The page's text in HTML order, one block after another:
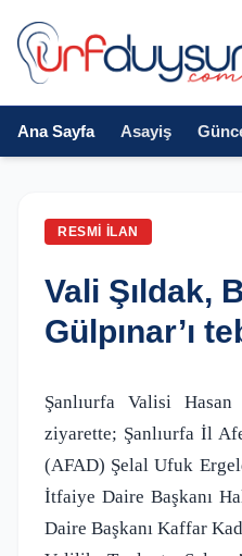
Ana Sayfa Asayiş
RESMI İLAN
Vali Şıldak,
Gülpınar’ı
Şanlıurfa Valisi Hasan
ziyarette; Şanlıurfa İl
(AFAD) Şelal Ufuk
İtfaiye Daire Başkanı
Daire Başkanı Kaffar